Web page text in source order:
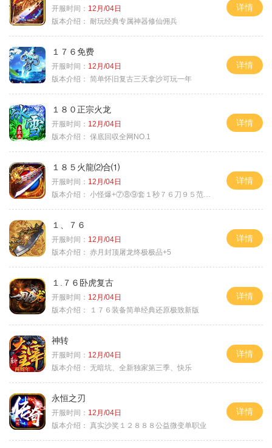
开服时间： 12月/04日
版本介绍： 耐玩经典专属神器修仙佣兵
详情
１７６免费
开服时间： 12月/04日
版本介绍： 简单怀旧复古三天拿沙可玩一年
详情
１８０正宗火龙
开服时间： 12月/04日
版本介绍： 保底回収全网NO.1
详情
１８５火龍⑵合⑴
开服时间： 12月/04日
版本介绍： 小怪爆+⑦⑧⑨套１秒７６刀９５范围捡
详情
１、７６
开服时间： 12月/04日
版本介绍： 赤月封顶屠龙终极极品+5
详情
１.７６卧虎复古
开服时间： 12月/04日
版本介绍：
１７６装备简单经典还原极致新版
详情
神转
开服时间： 12月/04日
版本介绍： 无暗坑、全新独家第三季、快乐
详情
永恒之刃
开服时间： 12月/04日
版本介绍： 真实沙奖１２８８８公益微变单职业
详情